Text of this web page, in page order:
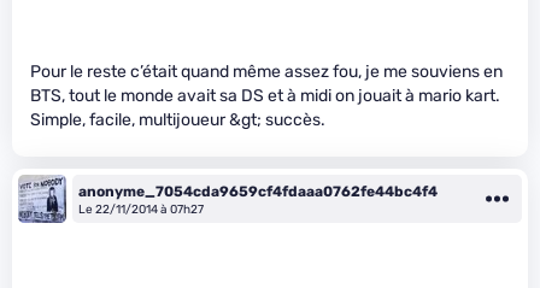
Pour le reste c’était quand même assez fou, je me souviens en
BTS, tout le monde avait sa DS et à midi on jouait à mario kart.
Simple, facile, multijoueur &gt; succès.
anonyme_7054cda9659cf4fdaaa0762fe44bc4f4
Le 22/11/2014 à 07h27